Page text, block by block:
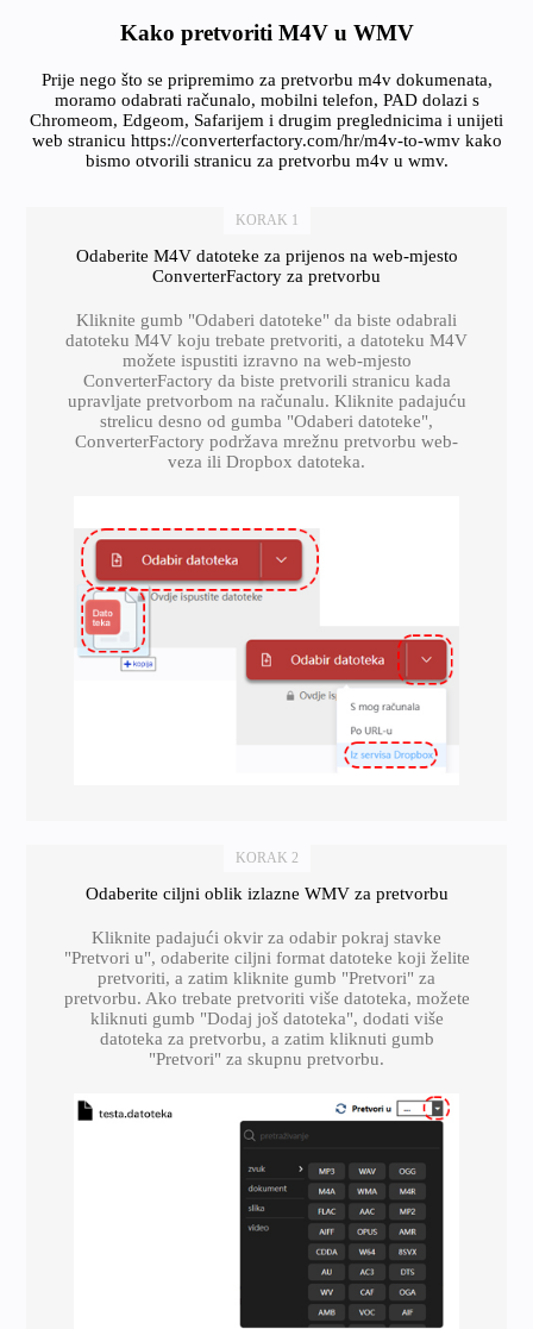
Kako pretvoriti M4V u WMV
Prije nego što se pripremimo za pretvorbu m4v dokumenata,
moramo odabrati računalo, mobilni telefon, PAD dolazi s
Chromeom, Edgeom, Safarijem i drugim preglednicima i unijeti
web stranicu https://converterfactory.com/hr/m4v-to-wmv kako
bismo otvorili stranicu za pretvorbu m4v u wmv.
KORAK 1
Odaberite M4V datoteke za prijenos na web-mjesto
ConverterFactory za pretvorbu
Kliknite gumb "Odaberi datoteke" da biste odabrali
datoteku M4V koju trebate pretvoriti, a datoteku M4V
možete ispustiti izravno na web-mjesto
ConverterFactory da biste pretvorili stranicu kada
upravljate pretvorbom na računalu. Kliknite padajuću
strelicu desno od gumba "Odaberi datoteke",
ConverterFactory podržava mrežnu pretvorbu web-
veza ili Dropbox datoteka.
KORAK 2
Odaberite ciljni oblik izlazne WMV za pretvorbu
Kliknite padajući okvir za odabir pokraj stavke
"Pretvori u", odaberite ciljni format datoteke koji želite
pretvoriti, a zatim kliknite gumb "Pretvori" za
pretvorbu. Ako trebate pretvoriti više datoteka, možete
kliknuti gumb "Dodaj još datoteka", dodati više
datoteka za pretvorbu, a zatim kliknuti gumb
"Pretvori" za skupnu pretvorbu.